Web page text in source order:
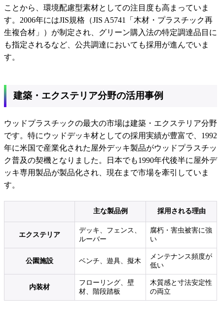
ことから、環境配慮型素材としての注目度も高まっていま
す。2006年にはJIS規格（JIS A5741「木材・プラスチック再
生複合材」）が制定され、グリーン購入法の特定調達品目に
も指定されるなど、公共調達においても採用が進んでいま
す。
建築・エクステリア分野の活用事例
ウッドプラスチックの最大の市場は建築・エクステリア分野
です。特にウッドデッキ材としての採用実績が豊富で、1992
年に米国で産業化された屋外デッキ製品がウッドプラスチッ
ク普及の契機となりました。日本でも1990年代後半に屋外デ
ッキ専用製品が製品化され、現在まで市場を牽引していま
す。
主な製品例 採用される理由
エクステリア
デッキ、フェンス、
ルーバー
腐朽・害虫被害に強
い
公園施設 ベンチ、遊具、擬木
メンテナンス頻度が
低い
内装材
フローリング、壁
材、階段踏板
木質感と寸法安定性
の両立